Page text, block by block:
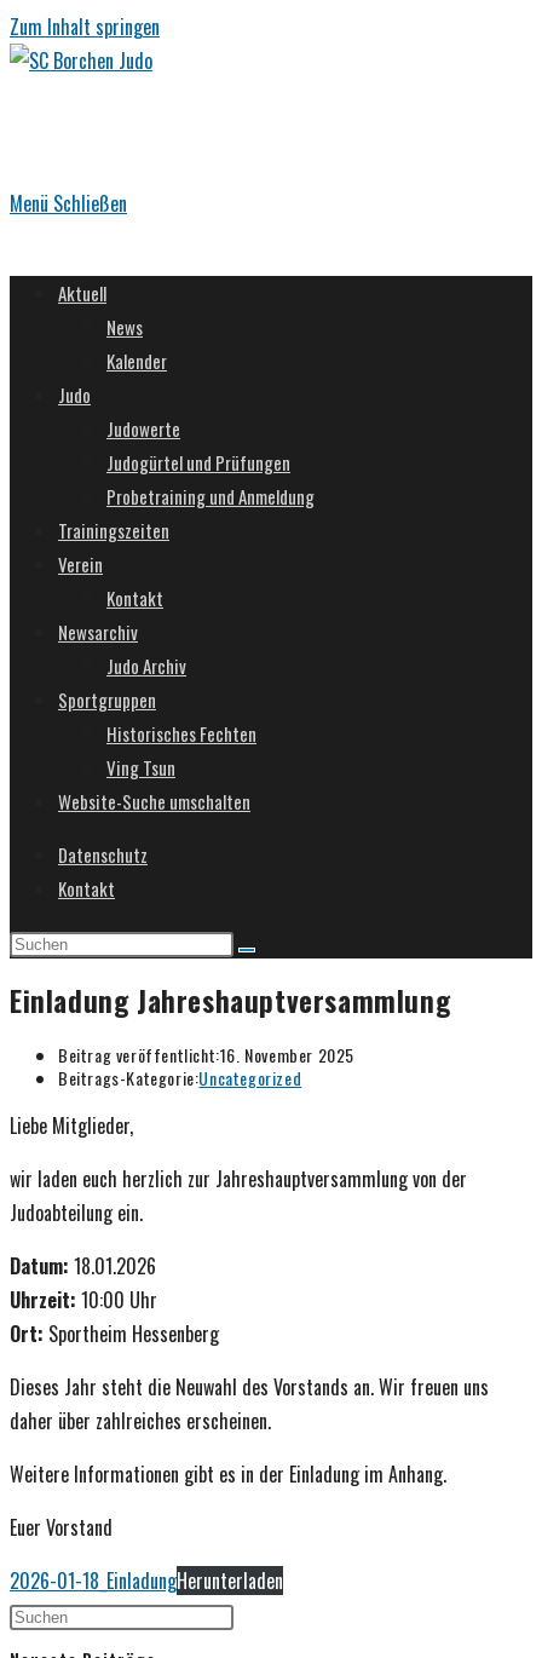
Zum Inhalt springen
Menü Schließen
Aktuell
News
Kalender
Judo
Judowerte
Judogürtel und Prüfungen
Probetraining und Anmeldung
Trainingszeiten
Verein
Kontakt
Newsarchiv
Judo Archiv
Sportgruppen
Historisches Fechten
Ving Tsun
Website-Suche umschalten
Datenschutz
Kontakt
Einladung Jahreshauptversammlung
Beitrag veröffentlicht:16. November 2025
Beitrags-Kategorie:Uncategorized
Liebe Mitglieder,
wir laden euch herzlich zur Jahreshauptversammlung von der
Judoabteilung ein.
Datum: 18.01.2026
Uhrzeit: 10:00 Uhr
Ort: Sportheim Hessenberg
Dieses Jahr steht die Neuwahl des Vorstands an. Wir freuen uns
daher über zahlreiches erscheinen.
Weitere Informationen gibt es in der Einladung im Anhang.
Euer Vorstand
2026-01-18_EinladungHerunterladen